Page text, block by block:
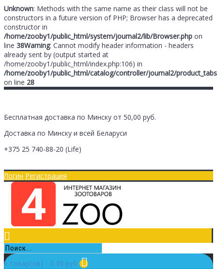
Unknown: Methods with the same name as their class will not be
constructors in a future version of PHP; Browser has a deprecated
constructor in
/home/zooby1/public_html/system/journal2/lib/Browser.php on
line 38Warning: Cannot modify header information - headers
already sent by (output started at
/home/zooby1/public_html/index.php:106) in
/home/zooby1/public_html/catalog/controller/journal2/
on line 28
Бесплатная доставка по Минску от 50,00 руб.
Доставка по Минску и всей Беларуси
+375 25 740-88-20 (Life)
Логин Регистрация
0 товар(ов) - 0.00 руб.